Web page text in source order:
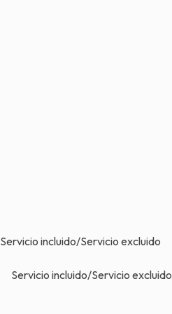
Servicio incluido/Servicio excluido
Servicio incluido/Servicio excluido